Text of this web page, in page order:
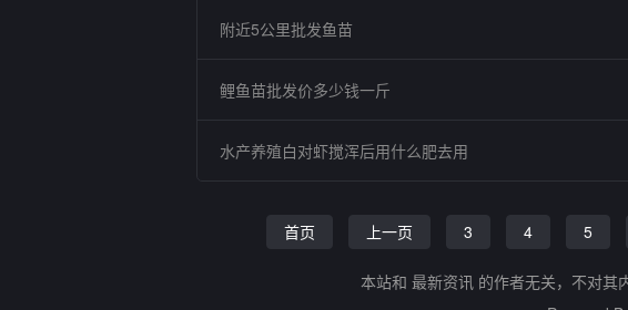
附近5公里批发鱼苗
鲤鱼苗批发价多少钱一斤
水产养殖白对虾搅浑后用什么肥去用
首页 上一页 3 4 5
本站和 最新资讯 的作者无关，不对其